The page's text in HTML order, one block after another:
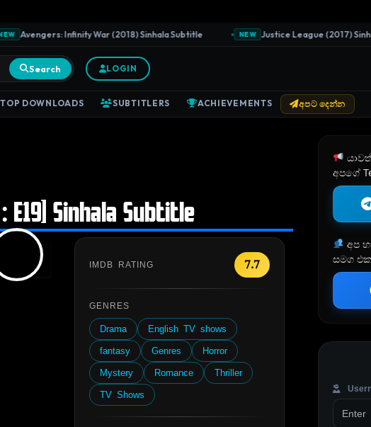
Avengers: Infinity War (2018) Sinhala Subtitle NEW Justice League (2017) Sinhala
Search LOGIN
TOP DOWNLOADS SUBTITLERS ACHIEVEMENTS අපට දෙන්න
E19] Sinhala Subtitle
IMDB RATING 7.7
GENRES
Drama
English TV shows
fantasy
Genres
Horror
Mystery
Romance
Thriller
TV Shows
අපගේ
අප
සමග